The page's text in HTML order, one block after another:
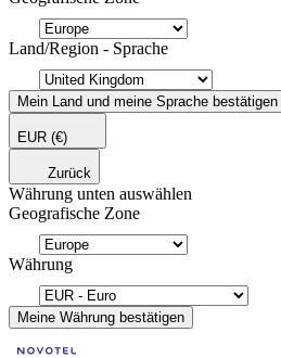
Land/Region - Sprache
Mein Land und meine Sprache bestätigen
EUR (€)
Zurück
Währung unten auswählen
Geografische Zone
Währung
Meine Währung bestätigen